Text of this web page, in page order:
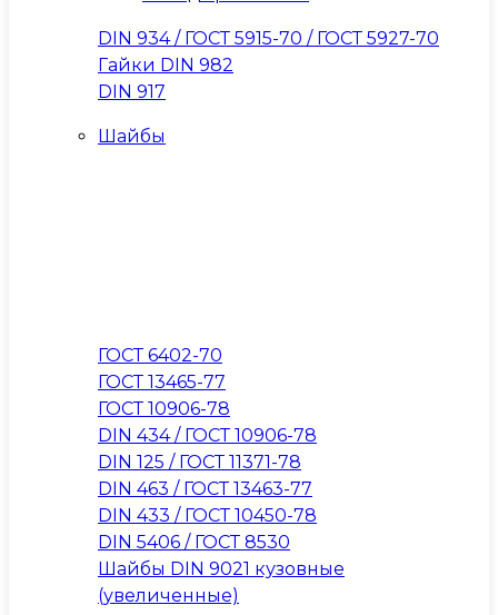
DIN 934 / ГОСТ 5915-70 / ГОСТ 5927-70
Гайки DIN 982
DIN 917
Шайбы
ГОСТ 6402-70
ГОСТ 13465-77
ГОСТ 10906-78
DIN 434 / ГОСТ 10906-78
DIN 125 / ГОСТ 11371-78
DIN 463 / ГОСТ 13463-77
DIN 433 / ГОСТ 10450-78
DIN 5406 / ГОСТ 8530
Шайбы DIN 9021 кузовные
(увеличенные)